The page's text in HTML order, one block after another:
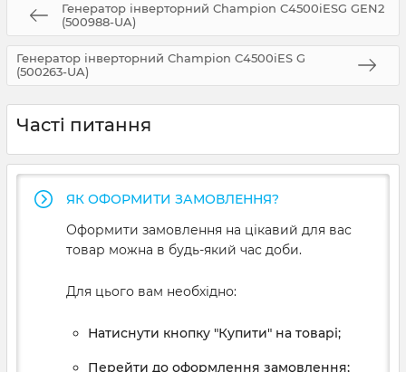
Генератор інверторний Champion C4500iESG GEN2
(500988-UA)
Генератор інверторний Champion C4500iES G
(500263-UA)
Часті питання
ЯК ОФОРМИТИ ЗАМОВЛЕННЯ?
Оформити замовлення на цікавий для вас
товар можна в будь-який час доби.
Для цього вам необхідно:
Натиснути кнопку "Купити" на товарі;
Перейти до оформлення замовлення;